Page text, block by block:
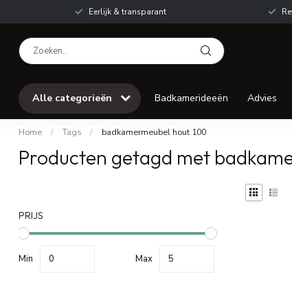
Eerlijk & transparant
Alle categorieën Badkamerideeën Advies
Home / Tags / badkamermeubel hout 100
Producten getagd met
PRIJS
Min Max